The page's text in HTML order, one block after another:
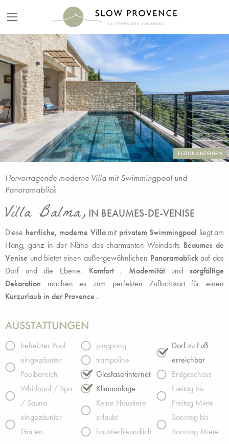
FOTOS ANZEIGEN
Hervorragende moderne Villa mit Swimmingpool und
Panoramablick
Villa Balma, IN BEAUMES-DE-VENISE
Diese herrliche, moderne Villamit privatem Swimmingpool liegt am
Hang, ganz in der Nähe des charmanten Weindorfs Beaumes de
Venise und bietet einen außergewöhnlichen Panoramablickauf das
Dorf und die Ebene. Komfort, Modernitätund sorgfältige
Dekoration machen es zum perfekten Zufluchtsort für einen
Kurzurlaub in der Provence .
AUSSTATTUNGEN
beheizter Pool
eingezäunter
Poolbereich
Whirlpool / Spa
/ Sauna
eingezäunter
Garten
pingpong
trampoline
Glasfaserinternet
Klimaanlage
Keine Haustiere
erlaubt
haustierfreundlich
Dorf zu Fuß
erreichbar
Erdgeschoss
Freitag bis
Freitag Miete
Sonntag bis
Sonntag Miete